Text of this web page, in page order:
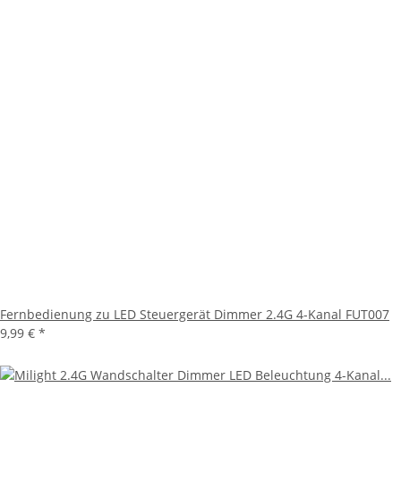
Fernbedienung zu LED Steuergerät Dimmer 2.4G 4-Kanal FUT007
9,99 € *